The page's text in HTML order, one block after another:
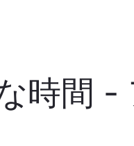
時間 -